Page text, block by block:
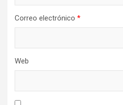
Correo electrónico *
Web